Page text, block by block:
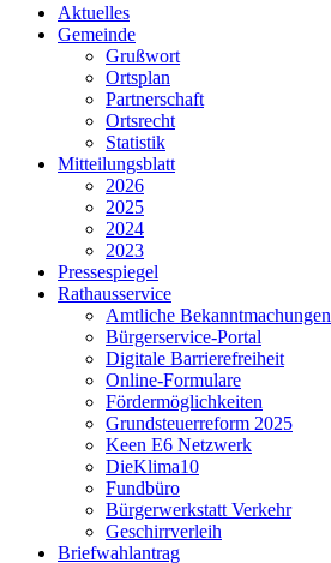
Aktuelles
Gemeinde
Grußwort
Ortsplan
Partnerschaft
Ortsrecht
Statistik
Mitteilungsblatt
2026
2025
2024
2023
Pressespiegel
Rathausservice
Amtliche Bekanntmachungen
Bürgerservice-Portal
Digitale Barrierefreiheit
Online-Formulare
Fördermöglichkeiten
Grundsteuerreform 2025
Keen E6 Netzwerk
DieKlima10
Fundbüro
Bürgerwerkstatt Verkehr
Geschirrverleih
Briefwahlantrag